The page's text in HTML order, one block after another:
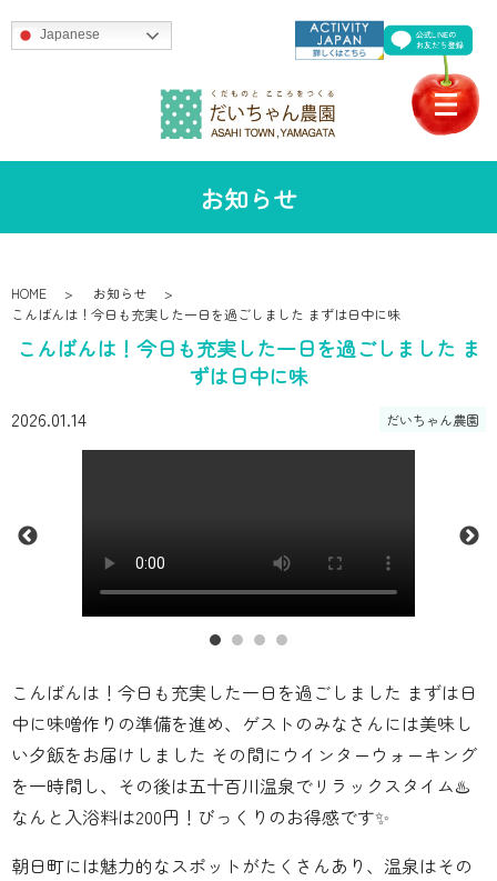
Japanese
お知らせ
HOME
お知らせ
こんばんは！今日も充実した一日を過ごしました まずは日中に味
こんばんは！今日も充実した一日を過ごしました ま
ずは日中に味
2026.01.14 だいちゃん農園
こんばんは！今日も充実した一日を過ごしました まずは日
中に味噌作りの準備を進め、ゲストのみなさんには美味し
い夕飯をお届けしました その間にウインターウォーキング
を一時間し、その後は五十百川温泉でリラックスタイム♨️
なんと入浴料は200円！びっくりのお得感です✨
朝日町には魅力的なスポットがたくさんあり、温泉はその